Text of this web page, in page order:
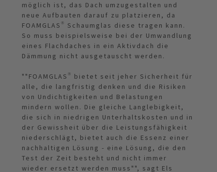
möglich ist, das Dach umzugestalten und
neue Aufbauten darauf zu platzieren, da
FOAMGLAS® Schaumglas diese tragen kann.
So muss beispielsweise bei der Umwandlung
eines Flachdaches in ein Aktivdach die
Dämmung nicht ausgetauscht werden.
""FOAMGLAS® bietet seit jeher Sicherheit für
alle, die langfristig denken und die Risiken
von Undichtigkeiten und Belastungen
mindern wollen. Die gleiche Langlebigkeit,
die sich in niedrigen Unterhaltskosten und in
der Gewissheit über die Leistungsfähigkeit
niederschlägt, bietet auch die Essenz einer
nachhaltigen Lösung - eine Lösung, die den
Test der Zeit besteht und nicht immer
wieder ersetzt werden muss"", sagt Els